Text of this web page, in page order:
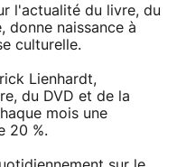
l'actualité du livre, du
donne naissance à
culturelle.
Lienhardt,
du DVD et de la
mois une
20 %.